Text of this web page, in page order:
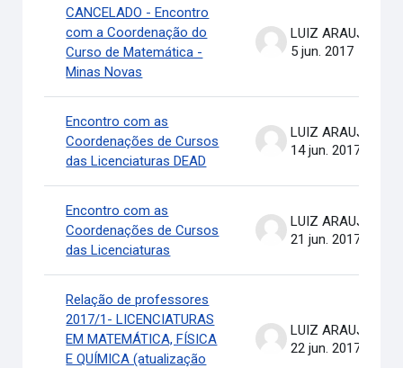
CANCELADO - Encontro
com a Coordenação do
Curso de Matemática -
Minas Novas
LUIZ ARAUJO .
5 jun. 2017
Encontro com as
Coordenações de Cursos
das Licenciaturas DEAD
LUIZ ARAUJO .
14 jun. 2017
Encontro com as
Coordenações de Cursos
das Licenciaturas
LUIZ ARAUJO .
21 jun. 2017
Relação de professores
2017/1- LICENCIATURAS
EM MATEMÁTICA, FÍSICA
E QUÍMICA (atualização
LUIZ ARAUJO .
22 jun. 2017